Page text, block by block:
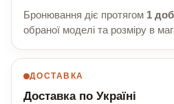
Бронювання діє протягом 1
обраної моделі та розміру в
ДОСТАВКА
Доставка по Україні